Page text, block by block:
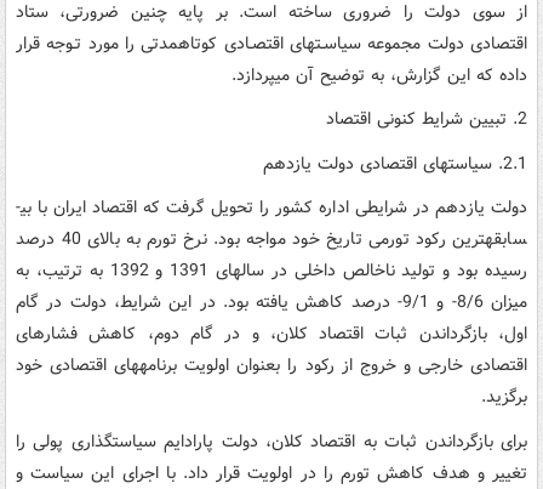
از سوی دولت را ضروری ساخته است. بر پایه چنین ضرورتی، ستاد
اقتصادی دولت مجموعه سیاسـت­های اقتصـادی کوتاه­مدتی را مورد تـوجه قرار
داده که این گزارش، به توضیح آن می­پردازد.
2. تبیین شرایط کنونی اقتصاد
2.1. سیاستهای اقتصادی دولت یازدهم
دولت یازدهم در شرایطی اداره کشور را تحویل گرفت که اقتصاد ایران با بی­
سابقه­ترین رکود تورمی تاریخ خود مواجه بود. نرخ تورم به بالای 40 درصد
رسیده بود و تولید ناخالص داخلی در سال­های 1391 و 1392 به ترتیب، به
میزان 8/6- و 9/1- درصد کاهش یافته بود. در این شرایط، دولت در گام
اول، بازگرداندن ثبات اقتصاد کلان، و در گام دوم، کاهش فشارهای
اقتصادی خارجی و خروج از رکود را بعنوان اولویت برنامه­های اقتصادی خود
برگزید.
برای بازگرداندن ثبات به اقتصاد کلان، دولت پارادایم سیاستگذاری پولی را
تغییر و هدف کاهش تورم را در اولویت قرار داد. با اجرای این سیاست و